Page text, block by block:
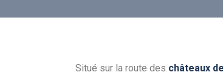
Situé sur la route des châteaux